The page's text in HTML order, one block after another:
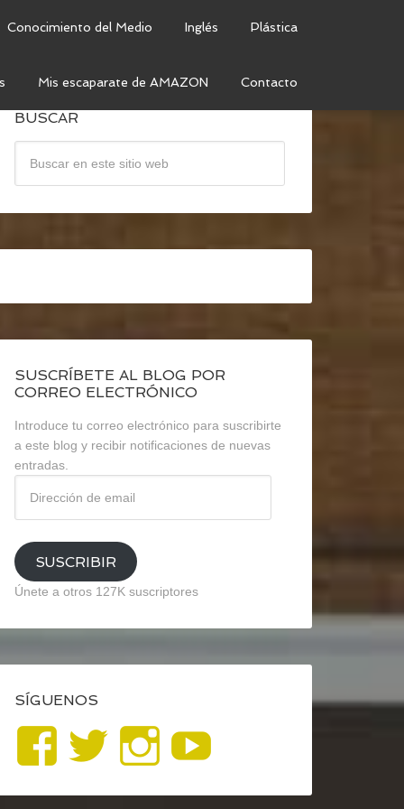
Conocimiento del Medio Inglés Plástica
Mis escaparate de AMAZON Contacto
BUSCAR
SUSCRÍBETE AL BLOG POR
CORREO ELECTRÓNICO
Introduce tu correo electrónico para suscribirte
a este blog y recibir notificaciones de nuevas
entradas.
email
SUSCRIBIR
Únete a otros 127K suscriptores
SÍGUENOS
Ver
perfil
Ver
perfil
Ver
perfil